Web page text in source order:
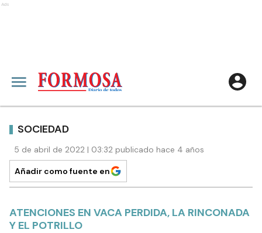
Ads
SOCIEDAD
5 de abril de 2022 | 03:32 publicado hace 4 años
Añadir como fuente en
ATENCIONES EN VACA PERDIDA, LA RINCONADA
Y EL POTRILLO